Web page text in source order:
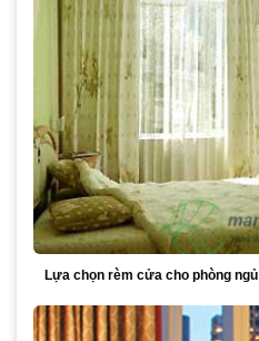
Lựa chọn rèm cửa cho phòng ngủ